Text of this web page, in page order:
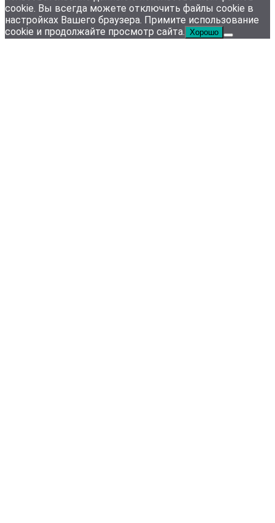
cookie. Вы всегда можете отключить файлы cookie в
настройках Вашего браузера. Примите использование
cookie и продолжайте просмотр сайта.
Хорошо